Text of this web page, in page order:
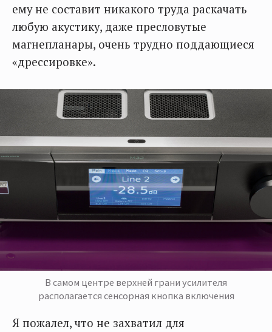
ему не составит никакого труда раскачать
любую акустику, даже пресловутые
магнепланары, очень трудно поддающиеся
«дрессировке».
В самом центре верхней грани усилителя
располагается сенсорная кнопка включения
Я пожалел, что не захватил для